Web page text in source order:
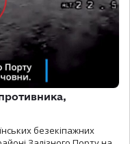
безекіпажних